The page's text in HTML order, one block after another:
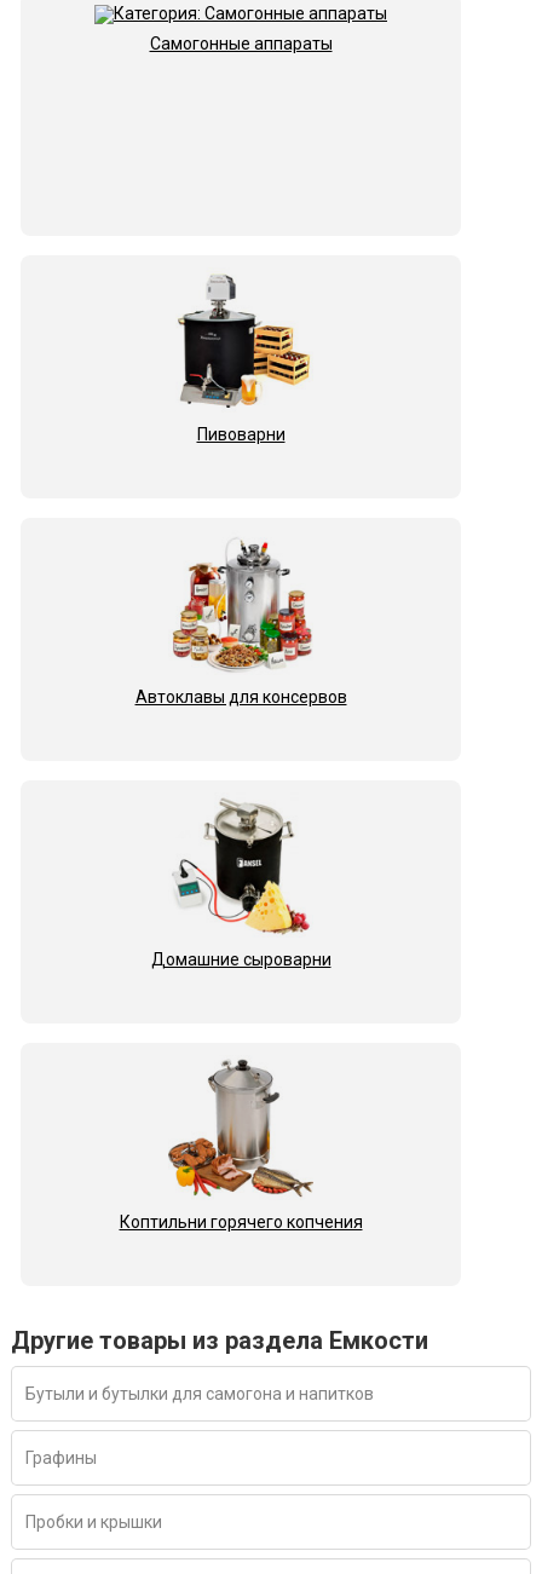
Самогонные аппараты
Пивоварни
Автоклавы для консервов
Домашние сыроварни
Коптильни горячего копчения
Другие товары из раздела Емкости
Бутыли и бутылки для самогона и напитков
Графины
Пробки и крышки